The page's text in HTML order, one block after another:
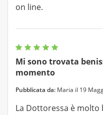
on line.
Mi sono trovata
momento
Pubblicata da: Maria il 19
La Dottoressa è molto